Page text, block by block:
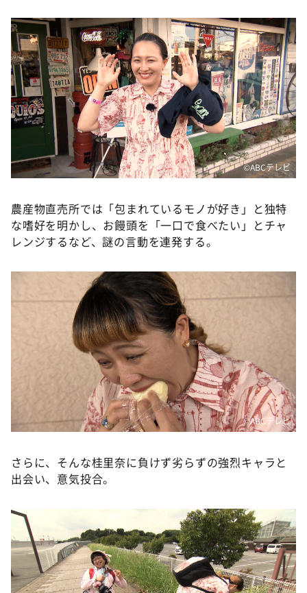
©️ABCテレビ
農産物直売所では「包まれているモノが好き」と独特
な嗜好を明かし、お饅頭を「一口で食べたい」とチャ
レンジするなど、謎の言動を連発する。
©️ABCテレビ
さらに、そんな桂里奈に負けず劣らずの強烈キャラと
出会い、意気投合。